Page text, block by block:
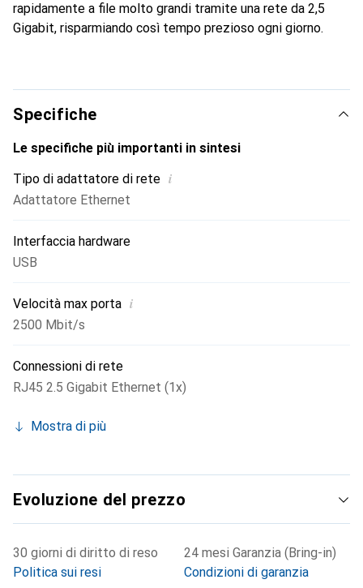
rapidamente a file molto grandi tramite una rete da 2,5
Gigabit, risparmiando così tempo prezioso ogni giorno.
Specifiche
Le specifiche più importanti in sintesi
Tipo di adattatore di rete i
Adattatore Ethernet
Interfaccia hardware
USB
Velocità max porta i
2500 Mbit/s
Connessioni di rete
RJ45 2.5 Gigabit Ethernet (1x)
Mostra di più
Evoluzione del prezzo
30 giorni di diritto di reso
Politica sui resi
24 mesi Garanzia (Bring-in)
Condizioni di garanzia